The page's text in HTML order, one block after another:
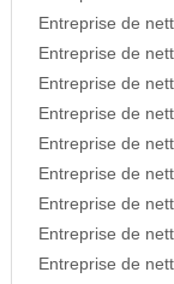
Entreprise de
Entreprise de
Entreprise de
Entreprise de
Entreprise de
Entreprise de
Entreprise de
Entreprise de
Entreprise de